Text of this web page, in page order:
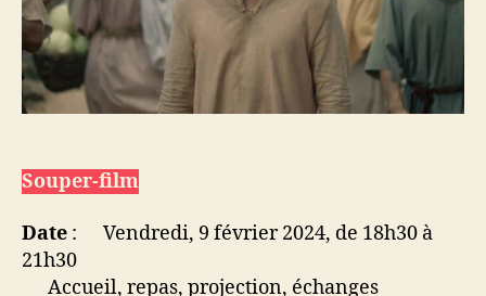
Souper-film
Date : Vendredi, 9 février 2024, de 18h30 à
21h30
Accueil, repas, projection, échanges